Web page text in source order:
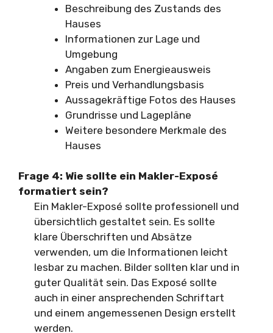
Beschreibung des Zustands des
Hauses
Informationen zur Lage und
Umgebung
Angaben zum Energieausweis
Preis und Verhandlungsbasis
Aussagekräftige Fotos des Hauses
Grundrisse und Lagepläne
Weitere besondere Merkmale des
Hauses
Frage 4: Wie sollte ein Makler-Exposé
formatiert sein?
Ein Makler-Exposé sollte professionell und
übersichtlich gestaltet sein. Es sollte
klare Überschriften und Absätze
verwenden, um die Informationen leicht
lesbar zu machen. Bilder sollten klar und in
guter Qualität sein. Das Exposé sollte
auch in einer ansprechenden Schriftart
und einem angemessenen Design erstellt
werden.